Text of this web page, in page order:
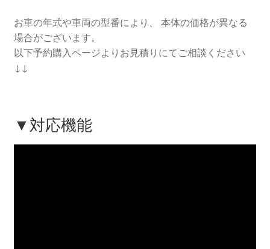
お車の年式や車両の型番により、 本体の価格が異なる
場合がございます。
以下予約購入ページよりお見積りにてご相談ください
↓↓
▼対応機能